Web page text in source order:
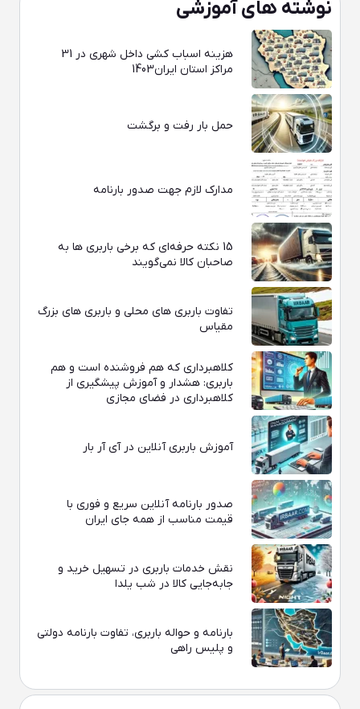
نوشته های آموزشی
هزینه اسباب کشی داخل شهری در 31
مراکز استان ایران1403
حمل بار رفت و برگشت
مدارک لازم جهت صدور بارنامه
15 نکته حرفه‌ای که برخی باربری‌ ها به
صاحبان کالا نمی‌گویند
تفاوت باربری‌ های محلی و باربری‌ های بزرگ
مقیاس
کلاهبرداری که هم فروشنده است و هم
باربری: هشدار و آموزش پیشگیری از
کلاهبرداری در فضای مجازی
آموزش باربری آنلاین در آی‌ آر بار
صدور بارنامه آنلاین سریع و فوری با
قیمت مناسب از همه جای ایران
نقش خدمات باربری در تسهیل خرید و
جابه‌جایی کالا در شب یلدا
بارنامه و حواله باربری، تفاوت بارنامه دولتی
و پلیس راهی